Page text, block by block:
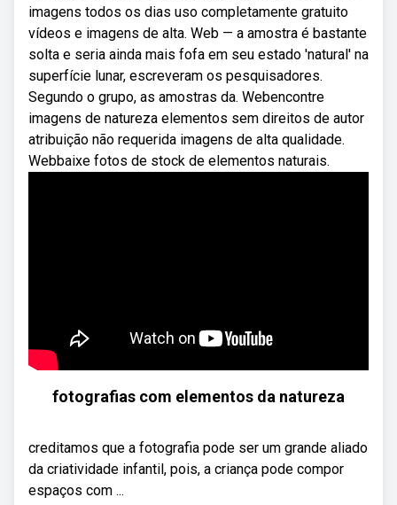
imagens todos os dias uso completamente gratuito
vídeos e imagens de alta. Web — a amostra é bastante
solta e seria ainda mais fofa em seu estado 'natural' na
superfície lunar, escreveram os pesquisadores.
Segundo o grupo, as amostras da. Webencontre
imagens de natureza elementos sem direitos de autor
atribuição não requerida imagens de alta qualidade.
Webbaixe fotos de stock de elementos naturais.
fotografias com elementos da natureza
creditamos que a fotografia pode ser um grande aliado
da criatividade infantil, pois, a criança pode compor
espaços com ...